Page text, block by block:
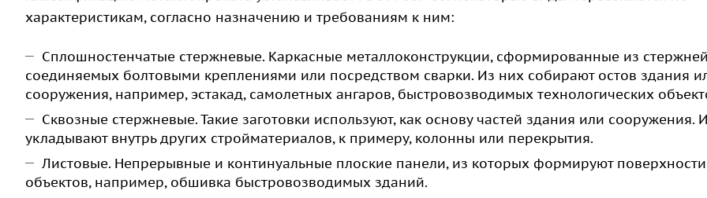
характеристикам, согласно назначению и требованиям к ним:
Сплошностенчатые стержневые. Каркасные металлоконструкции, сформированные из
соединяемых болтовыми креплениями или посредством сварки. Из них собирают остов здания
сооружения, например, эстакад, самолетных ангаров, быстровозводимых технологических
Сквозные стержневые. Такие заготовки используют, как основу частей здания или сооружения.
укладывают внутрь других стройматериалов, к примеру, колонны или перекрытия.
Листовые. Непрерывные и континуальные плоские панели, из которых формируют поверхности
объектов, например, обшивка быстровозводимых зданий.